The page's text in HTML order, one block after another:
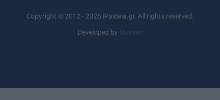
Copyright © 2012 - 2026 iPaideia.gr. All rights reserved.
Developed by